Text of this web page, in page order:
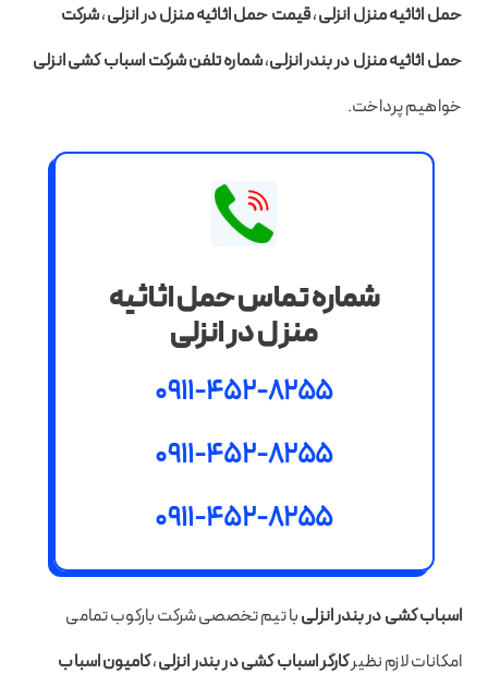
حمل اثاثیه منزل انزلی،قیمت حمل اثاثیه منزل در انزلی،شرکت
حمل اثاثیه منزل در بندر انزلی،شماره تلفن شرکت اسباب کشی انزلی
خواهیم پرداخت.
شماره تماس حمل اثاثیه
منزل در انزلی
0911-452-8255
0911-452-8255
0911-452-8255
اسباب کشی در بندر انزلیبا تیم تخصصی شرکت بارکوب تمامی
امکانات لازم نظیرکارگر اسباب کشی در بندر انزلی،کامیون اسباب